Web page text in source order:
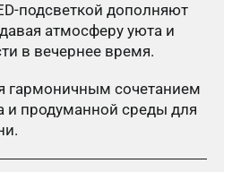
подсветкой дополняют
атмосферу уюта и
в вечернее время.
гармоничным сочетанием
и продуманной среды для